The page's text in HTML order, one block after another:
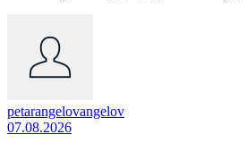
petarangelovangelov
07.08.2026